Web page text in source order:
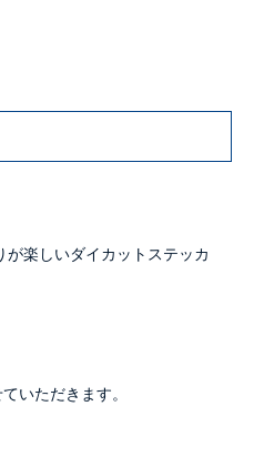
楽しいダイカットステッカ
いただきます。